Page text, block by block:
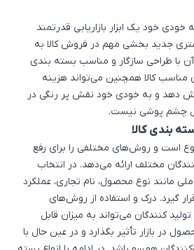
خودی خود یک ابزار بازاریابی قدرتمند
جدید بخشی مهم در فروش کالا به
با طراحی سازگار و مناسب بسته بندی
کالا همچنین می‌تواند هزینه
دهد و به خودی خود نقش پر رنگی در
چشم پوشی نیست.
بندی کالا
است و روش‌های مختلفی را برای رفع
مختلف ارائه می‌دهد. در انتخاب
مانند نوع محصول، نام تجاری، عملکرد
گیرد. درک و استفاده از روش‌های
کنندگان می‌تواند به میزان قابل
در بازار تأثیر بگذارد و در عین حال با